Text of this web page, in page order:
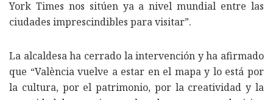
York Times nos sitúen ya a nivel mundial entre las
ciudades imprescindibles para visitar”.
La alcaldesa ha cerrado la intervención y ha afirmado
que “València vuelve a estar en el mapa y lo está por
la cultura, por el patrimonio, por la creatividad y la